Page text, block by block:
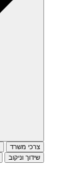
צרכי משרד
שידוך וניקוב